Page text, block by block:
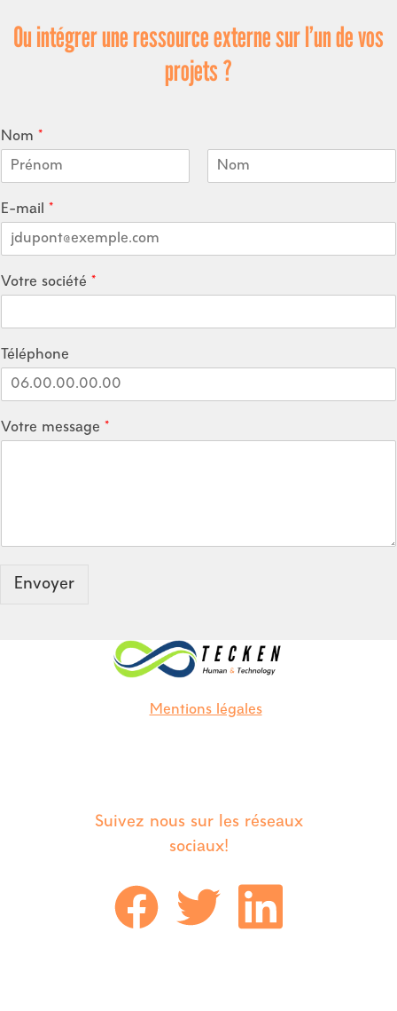
Ou intégrer une ressource externe sur l’un de vos
projets ?
Nom *
E-mail *
Votre société *
Téléphone
Votre message *
Envoyer
Mentions légales
Suivez nous sur les réseaux
sociaux!